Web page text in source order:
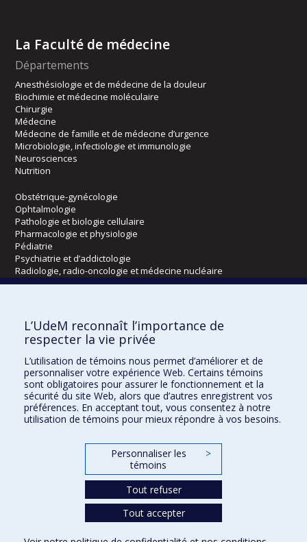
La Faculté de médecine
Départements
Anesthésiologie et de médecine de la douleur
Biochimie et médecine moléculaire
Chirurgie
Médecine
Médecine de famille et de médecine d’urgence
Microbiologie, infectiologie et immunologie
Neurosciences
Nutrition
Obstétrique-gynécologie
Ophtalmologie
Pathologie et biologie cellulaire
Pharmacologie et physiologie
Pédiatrie
Psychiatrie et d’addictologie
Radiologie, radio-oncologie et médecine nucléaire
Kinésiologie et des sciences de l’activité physique
Orthophonie et audiologie
Réadaptation
Directions
DPC
CPASS
L’UdeM reconnaît l’importance de
respecter la vie privée
L’utilisation de témoins nous permet d’améliorer et de
personnaliser votre expérience Web. Certains témoins
sont obligatoires pour assurer le fonctionnement et la
sécurité du site Web, alors que d’autres enregistrent vos
préférences. En acceptant tout, vous consentez à notre
utilisation de témoins pour mieux répondre à vos besoins.
Personnaliser les
témoins
>
Tout refuser
Tout accepter